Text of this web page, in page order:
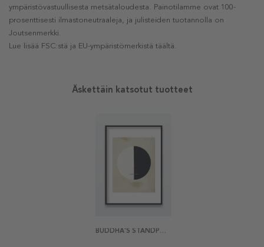
ympäristövastuullisesta metsätaloudesta. Painotilamme ovat 100-
prosenttisesti ilmastoneutraaleja, ja julisteiden tuotannolla on
Joutsenmerkki.
Lue lisää FSC:stä ja EU-ympäristömerkistä täältä.
Äskettäin katsotut tuotteet
BUDDHA'S STANDPOINT IN THE EARTHLY LIFE NO 3A BY HILMA AF KLINT JULISTE